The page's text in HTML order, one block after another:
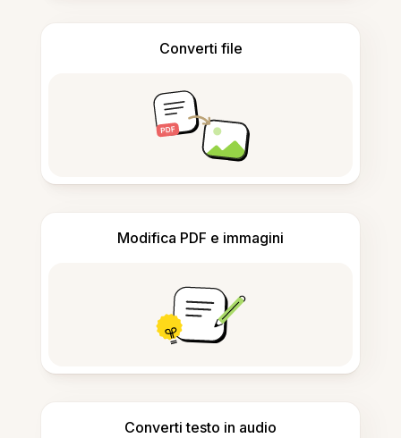
Converti file
Modifica PDF e immagini
Converti testo in audio